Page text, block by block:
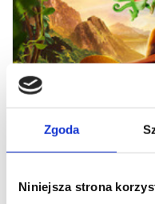
Zgoda
Niniejsza strona